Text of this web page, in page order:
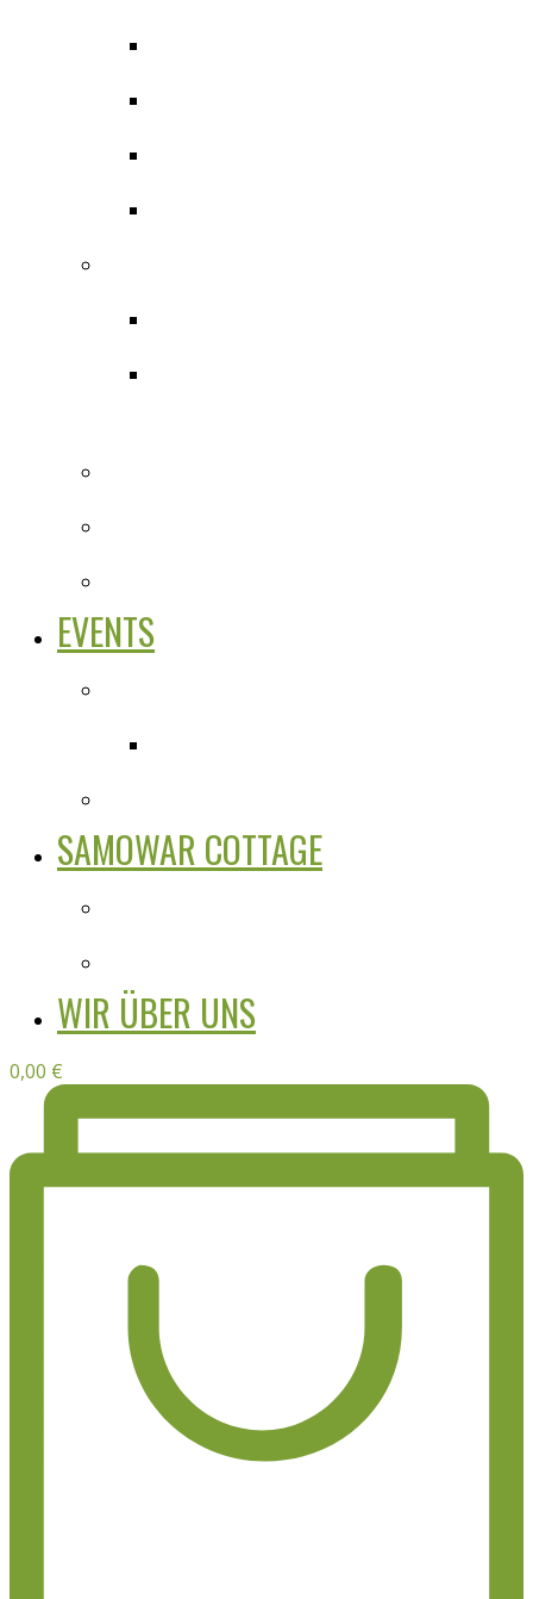
EVENTS
SAMOWAR COTTAGE
WIR ÜBER UNS
0,00 €